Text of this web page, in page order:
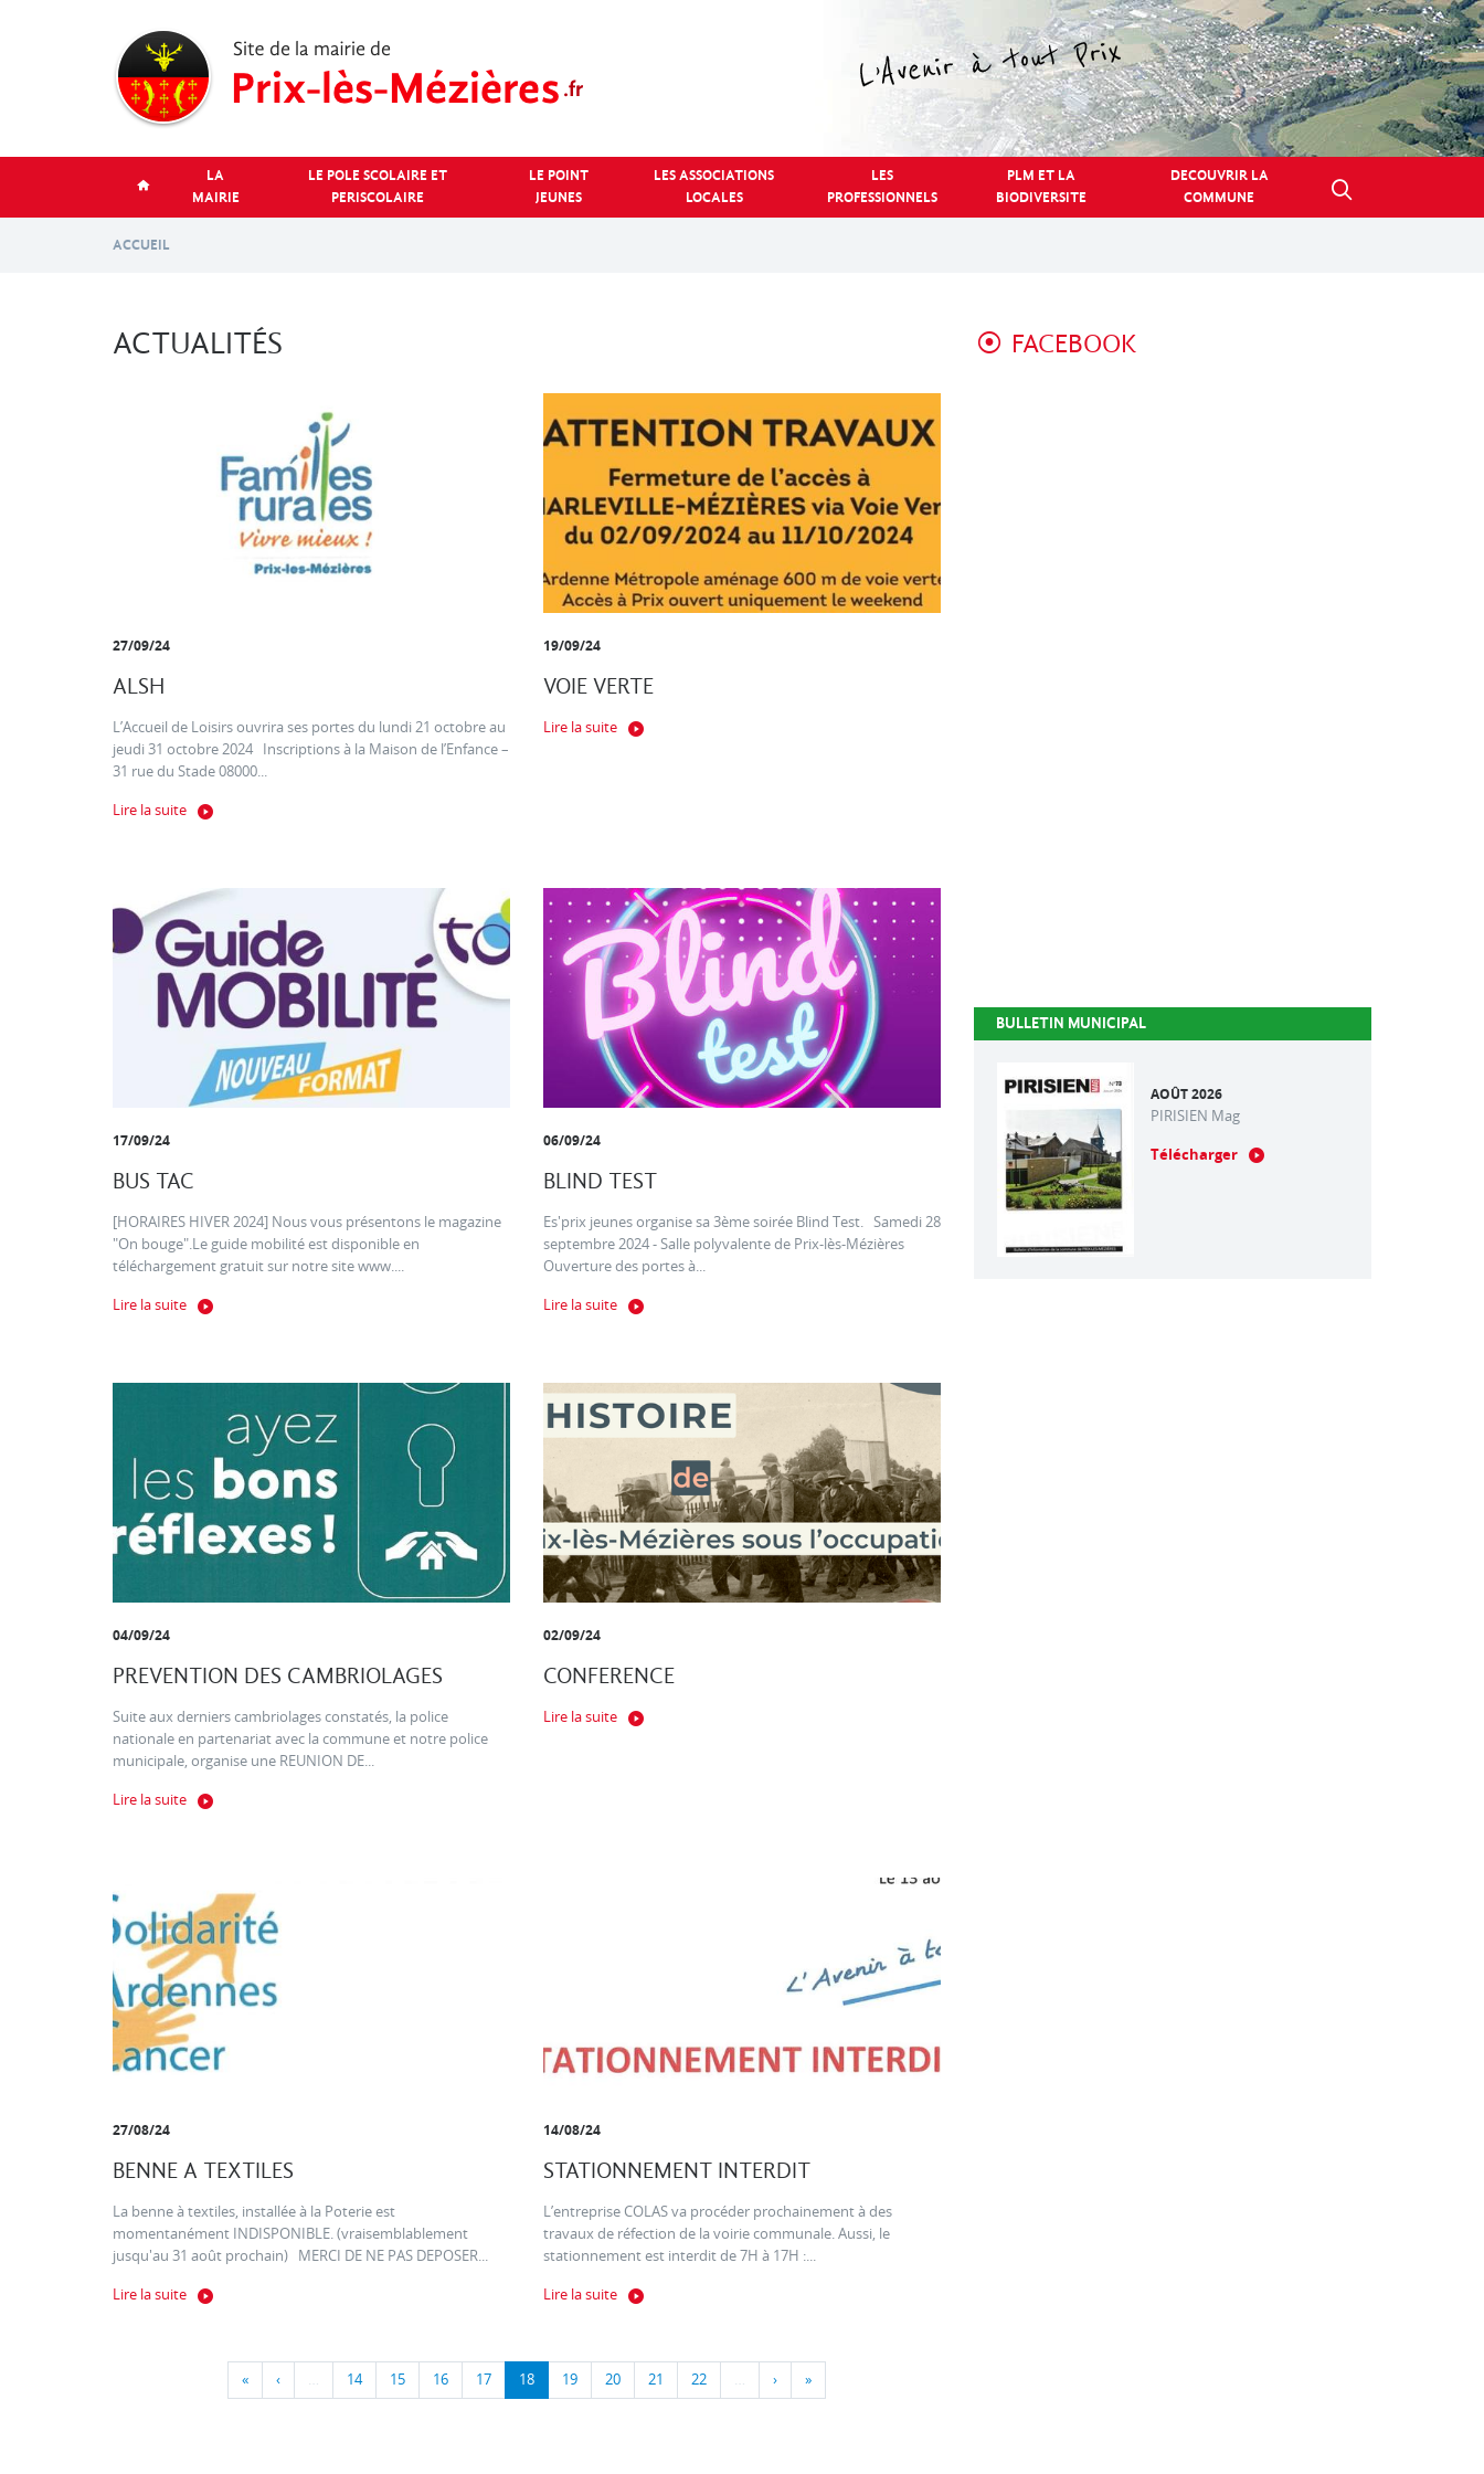
LA
MAIRIE
LE POLE SCOLAIRE ET
PERISCOLAIRE
LE POINT
JEUNES
LES ASSOCIATIONS
LOCALES
LES
PROFESSIONNELS
PLM ET LA
BIODIVERSITE
DECOUVRIR LA
COMMUNE
ACCUEIL
ACTUALITÉS
27/09/24
ALSH
L’Accueil de Loisirs ouvrira ses portes du lundi 21 octobre au
jeudi 31 octobre 2024 Inscriptions à la Maison de l’Enfance –
31 rue du Stade 08000...
Lire la suite
19/09/24
VOIE VERTE
Lire la suite
17/09/24
BUS TAC
[HORAIRES HIVER 2024] Nous vous présentons le magazine
"On bouge".Le guide mobilité est disponible en
téléchargement gratuit sur notre site www....
Lire la suite
06/09/24
BLIND TEST
Es'prix jeunes organise sa 3ème soirée Blind Test. Samedi 28
septembre 2024 - Salle polyvalente de Prix-lès-Mézières
Ouverture des portes à...
Lire la suite
04/09/24
PREVENTION DES CAMBRIOLAGES
Suite aux derniers cambriolages constatés, la police
nationale en partenariat avec la commune et notre police
municipale, organise une REUNION DE...
Lire la suite
02/09/24
CONFERENCE
Lire la suite
27/08/24
BENNE A TEXTILES
La benne à textiles, installée à la Poterie est
momentanément INDISPONIBLE. (vraisemblablement
jusqu'au 31 août prochain) MERCI DE NE PAS DEPOSER...
Lire la suite
14/08/24
STATIONNEMENT INTERDIT
L’entreprise COLAS va procéder prochainement à des
travaux de réfection de la voirie communale. Aussi, le
stationnement est interdit de 7H à 17H :...
Lire la suite
« ‹ … 14 15 16 17 18 19 20 21 22 … › »
FACEBOOK
BULLETIN MUNICIPAL
AOÛT 2026
PIRISIEN Mag
Télécharger